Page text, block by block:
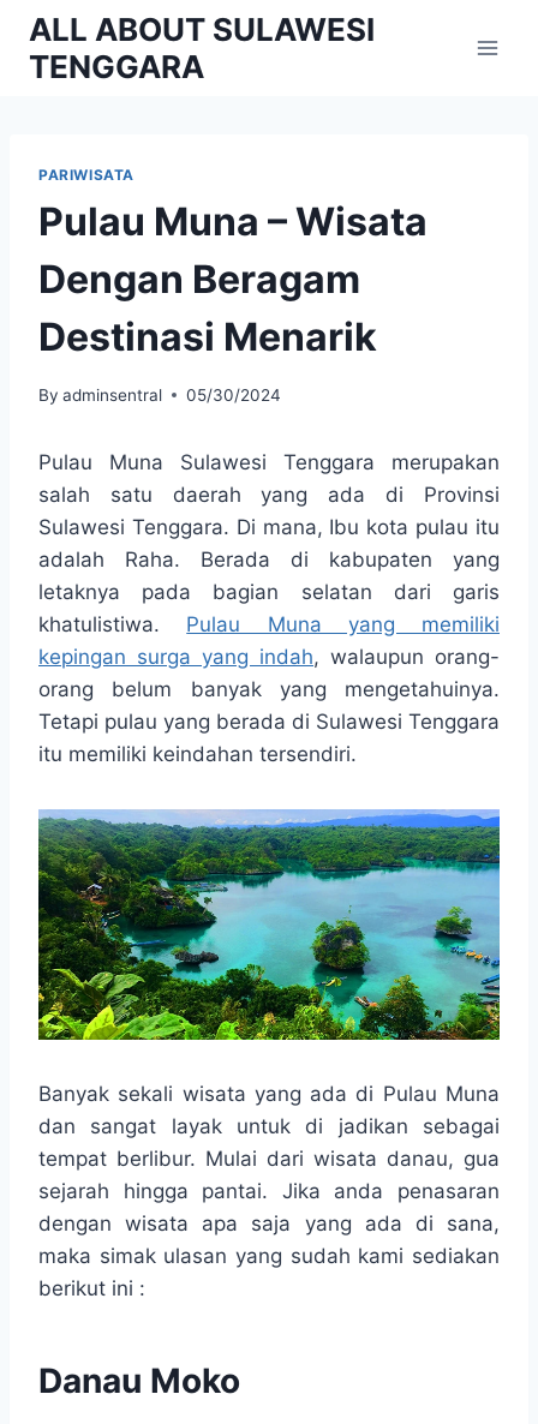
Skip
content
ALL ABOUT SULAWESI
TENGGARA
PARIWISATA
Pulau Muna – Wisata
Dengan Beragam
Destinasi Menarik
By adminsentral 05/30/2024
Pulau Muna Sulawesi Tenggara merupakan
salah satu daerah yang ada di Provinsi
Sulawesi Tenggara. Di mana, Ibu kota pulau itu
adalah Raha. Berada di kabupaten yang
letaknya pada bagian selatan dari garis
khatulistiwa. Pulau Muna yang memiliki
kepingan surga yang indah, walaupun orang-
orang belum banyak yang mengetahuinya.
Tetapi pulau yang berada di Sulawesi Tenggara
itu memiliki keindahan tersendiri.
Banyak sekali wisata yang ada di Pulau Muna
dan sangat layak untuk di jadikan sebagai
tempat berlibur. Mulai dari wisata danau, gua
sejarah hingga pantai. Jika anda penasaran
dengan wisata apa saja yang ada di sana,
maka simak ulasan yang sudah kami sediakan
berikut ini :
Danau Moko